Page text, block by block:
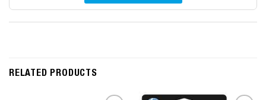
RELATED PRODUCTS